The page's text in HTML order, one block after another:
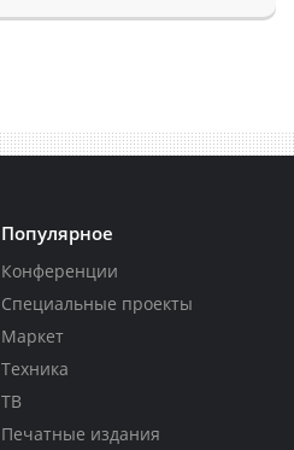
Популярное
Конференции
Специальные проекты
Маркет
Техника
ТВ
Печатные издания